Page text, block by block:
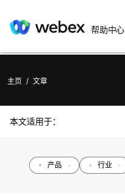
帮助中心
主页 / 文章
本文适用于：
产品 行业